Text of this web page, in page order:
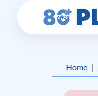
Home